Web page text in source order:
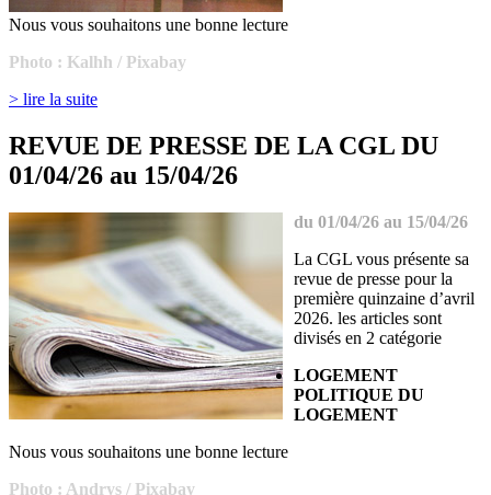
Nous vous souhaitons une bonne lecture
Photo : Kalhh / Pixabay
> lire la suite
REVUE DE PRESSE DE LA CGL DU
01/04/26 au 15/04/26
du 01/04/26 au 15/04/26
La CGL vous présente sa
revue de presse pour la
première quinzaine d’avril
2026. les articles sont
divisés en 2 catégorie
LOGEMENT
POLITIQUE DU
LOGEMENT
Nous vous souhaitons une bonne lecture
Photo : Andrys / Pixabay